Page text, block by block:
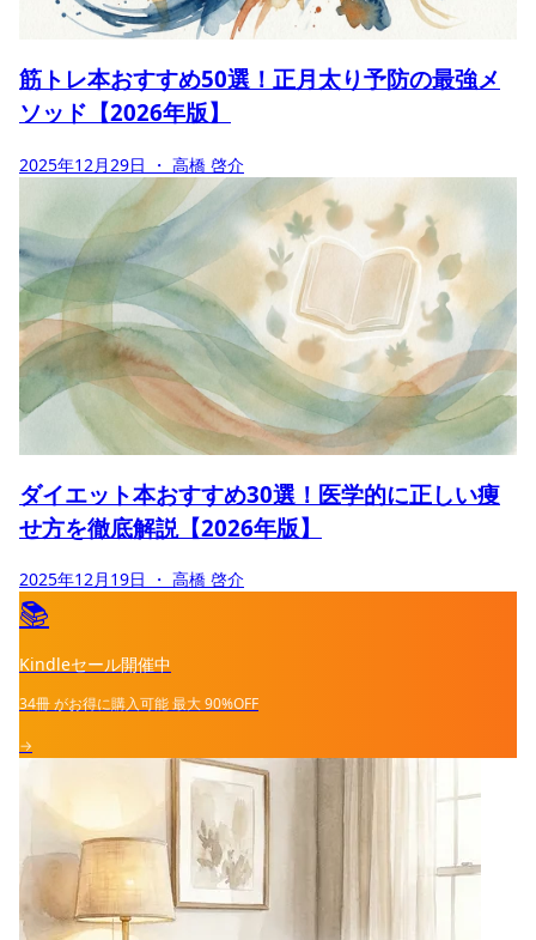
筋トレ本おすすめ50選！正月太り予防の最強メ
ソッド【2026年版】
2025年12月29日 ・ 高橋 啓介
ダイエット本おすすめ30選！医学的に正しい痩
せ方を徹底解説【2026年版】
2025年12月19日 ・ 高橋 啓介
📚
Kindleセール開催中
34冊がお得に購入可能最大90%OFF
→